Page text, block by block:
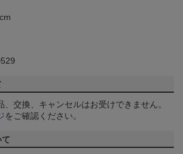
、交換、キャンセルはお受けできません。
をご確認ください。